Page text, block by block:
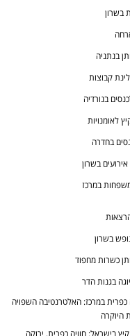
בשרון
בנתניה
קבוצות
בנורדיה
לאומנויות
בחדרה
בשרון
במרכז
בשרון
כשרות מחפוד
בגנות הדר
במרכז: האלטרנטיבה השפויה
היוקרה